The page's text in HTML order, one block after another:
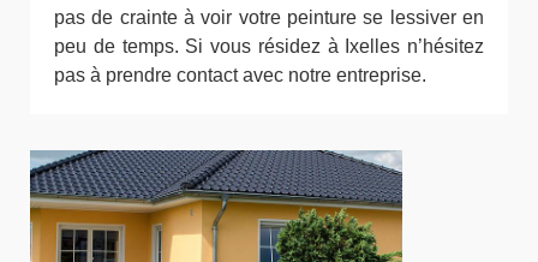
pas de crainte à voir votre peinture se lessiver en
peu de temps. Si vous résidez à Ixelles n’hésitez
pas à prendre contact avec notre entreprise.